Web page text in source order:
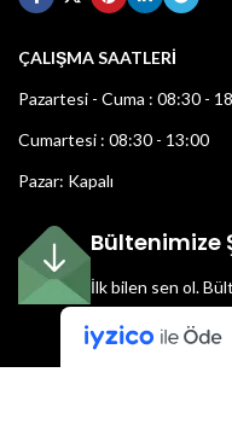
ÇALIŞMA SAATLERİ
Pazartesi - Cuma : 08:30 -
Cumartesi : 08:30 - 13:00
Pazar: Kapalı
Bültenimize
İlk bilen sen ol.